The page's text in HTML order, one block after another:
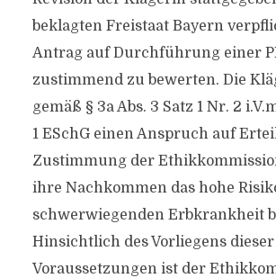
beklagten Freistaat Bayern
Antrag auf Durchführung einer
zustimmend zu bewerten. Die
gemäß § 3a Abs. 3 Satz 1 Nr. 2
1 ESchG einen Anspruch auf
Zustimmung der
ihre Nachkommen das hohe
schwerwiegenden Erbkrankheit
Hinsichtlich des Vorliegens dieser
Voraussetzungen ist der